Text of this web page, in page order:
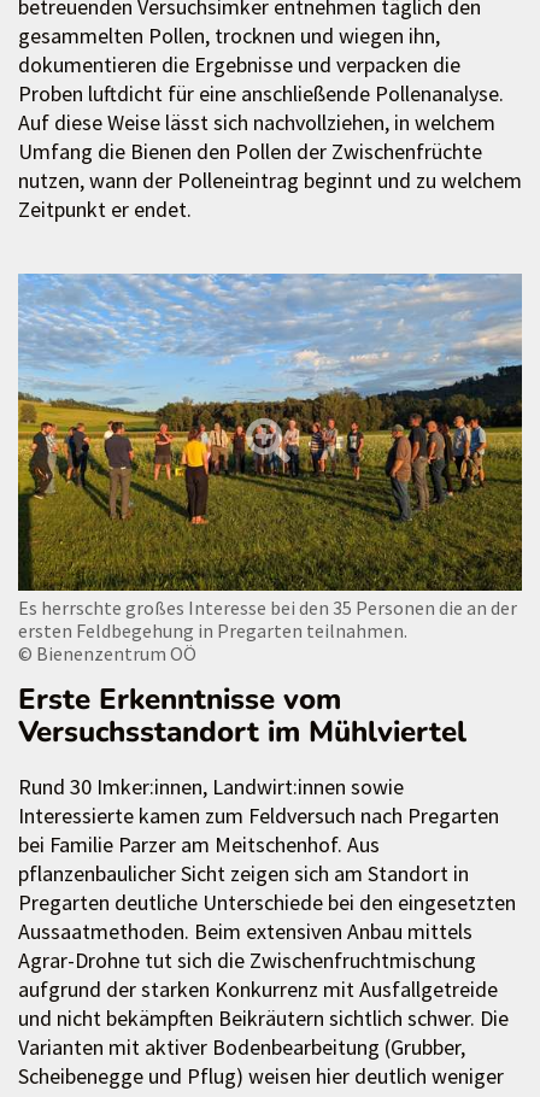
betreuenden Versuchsimker entnehmen täglich den
gesammelten Pollen, trocknen und wiegen ihn,
dokumentieren die Ergebnisse und verpacken die
Proben luftdicht für eine anschließende Pollenanalyse.
Auf diese Weise lässt sich nachvollziehen, in welchem
Umfang die Bienen den Pollen der Zwischenfrüchte
nutzen, wann der Polleneintrag beginnt und zu welchem
Zeitpunkt er endet.
Es herrschte großes Interesse bei den 35 Personen die an der
ersten Feldbegehung in Pregarten teilnahmen.
© Bienenzentrum OÖ
Erste Erkenntnisse vom
Versuchsstandort im Mühlviertel
Rund 30 Imker:innen, Landwirt:innen sowie
Interessierte kamen zum Feldversuch nach Pregarten
bei Familie Parzer am Meitschenhof. Aus
pflanzenbaulicher Sicht zeigen sich am Standort in
Pregarten deutliche Unterschiede bei den eingesetzten
Aussaatmethoden. Beim extensiven Anbau mittels
Agrar-Drohne tut sich die Zwischenfruchtmischung
aufgrund der starken Konkurrenz mit Ausfallgetreide
und nicht bekämpften Beikräutern sichtlich schwer. Die
Varianten mit aktiver Bodenbearbeitung (Grubber,
Scheibenegge und Pflug) weisen hier deutlich weniger